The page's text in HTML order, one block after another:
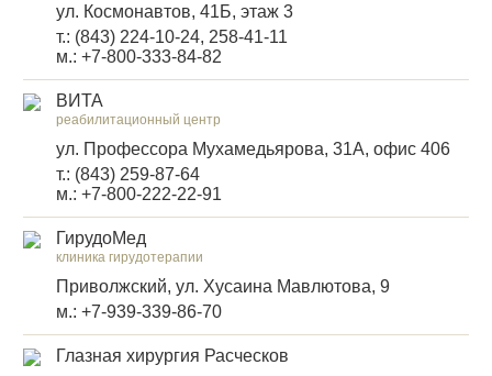
ул. Космонавтов, 41Б, этаж 3
т.: (843) 224-10-24, 258-41-11
м.: +7-800-333-84-82
ВИТА
реабилитационный центр
ул. Профессора Мухамедьярова, 31А, офис 406
т.: (843) 259-87-64
м.: +7-800-222-22-91
ГирудоМед
клиника гирудотерапии
Приволжский, ул. Хусаина Мавлютова, 9
м.: +7-939-339-86-70
Глазная хирургия Расческов